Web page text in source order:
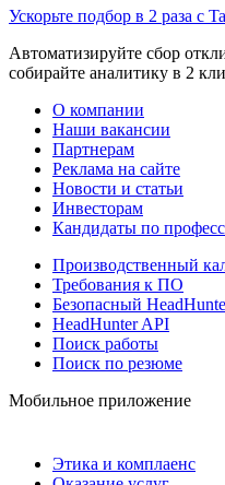
Ускорьте подбор в 2 раза с
Автоматизируйте сбор
собирайте аналитику в 2
О компании
Наши вакансии
Партнерам
Реклама на сайте
Новости и статьи
Инвесторам
Кандидаты по
Производственный
Требования к ПО
Безопасный
HeadHunter API
Поиск работы
Поиск по резюме
Мобильное приложение
Этика и комплаенс